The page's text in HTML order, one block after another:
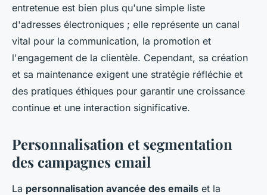
hippolyte•18 mars 2024•3 min de lecture
entretenue est bien plus qu'une simple liste
d'adresses électroniques ; elle représente un canal
vital pour la communication, la promotion et
l'engagement de la clientèle. Cependant, sa création
et sa maintenance exigent une stratégie réfléchie et
des pratiques éthiques pour garantir une croissance
continue et une interaction significative.
Personnalisation et segmentation
des campagnes email
La personnalisation avancée des emails et la